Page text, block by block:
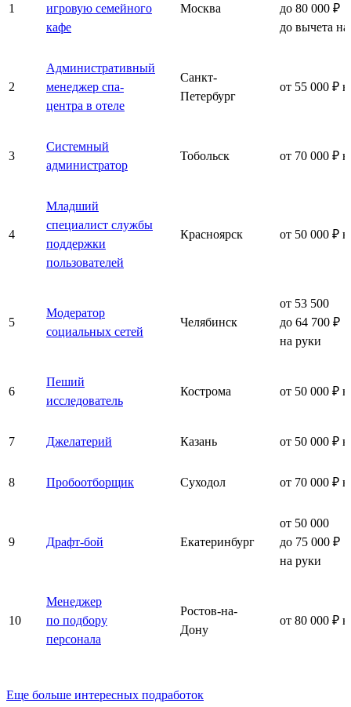
1
игровую семейного
кафе
Москва
до 80 000 ₽
до вычета
2
Административный
менеджер спа-
центра в отеле
Санкт-
Петербург
от 55 000 ₽
3
Системный
администратор
Тобольск от 70 000 ₽
4
Младший
специалист службы
поддержки
пользователей
Красноярск от 50 000 ₽
5
Модератор
социальных сетей
Челябинск
от 53 500
до 64 700 ₽
на руки
6
Пеший
исследователь
Кострома от 50 000 ₽
7 Джелатерий Казань от 50 000 ₽
8 Пробоотборщик Суходол от 70 000 ₽
9 Драфт-бой Екатеринбург
от 50 000
до 75 000 ₽
на руки
10
Менеджер
по подбору
персонала
Ростов-на-
Дону
от 80 000 ₽
Еще больше интересных подработок